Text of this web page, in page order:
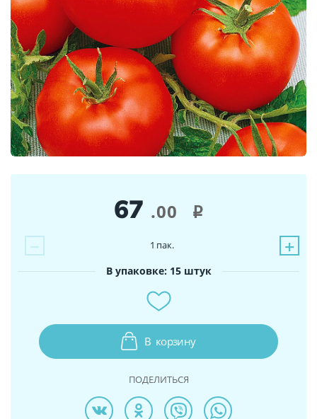
67 .00 i
− +
1 пак.
В упаковке: 15 штук
В корзину
ПОДЕЛИТЬСЯ